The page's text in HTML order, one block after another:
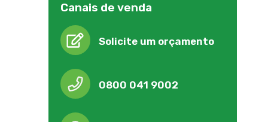
Canais de venda
Solicite um orçamento
0800 041 9002